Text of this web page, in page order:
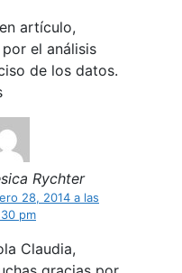
artículo,
el análisis
de los datos.
Rychter
28, 2014 a las
pm
Claudia,